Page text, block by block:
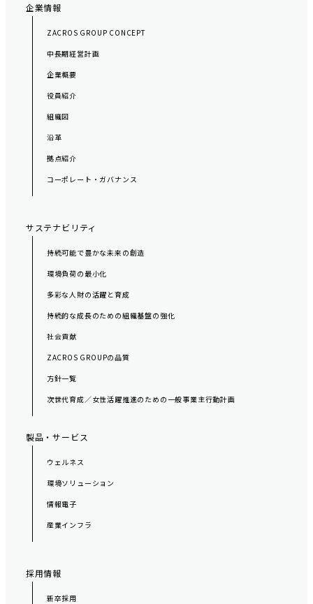
ビ
企業情報
ZACROS GROUP CONCEPT
中長期経営計画
企業概要
役員紹介
組織図
沿革
拠点紹介
コーポレート・ガバナンス
サステナビリティ
持続可能で豊かな未来の創造
環境負荷の最小化
多彩な人財の活躍と育成
持続的な成長のための組織基盤の強化
社会貢献
ZACROS GROUPの品質
方針一覧
次世代育成／女性活躍推進のための一般事業主行動計画
製品・サービス
ウェルネス
環境ソリューション
情報電子
産業インフラ
採用情報
新卒採用